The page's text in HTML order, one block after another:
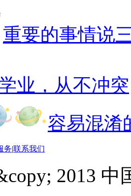
重要的事情说
业，从不冲突
容易混淆
务|联系我们
2013 中